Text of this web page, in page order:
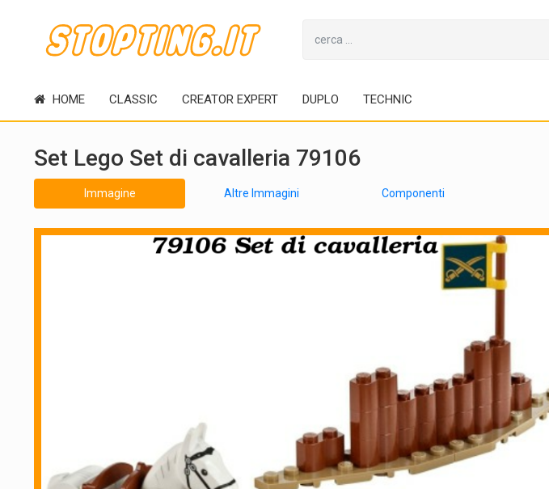
HOME CLASSIC CREATOR EXPERT DUPLO TECHNIC
Set Lego Set di cavalleria 79106
Immagine Altre Immagini Componenti